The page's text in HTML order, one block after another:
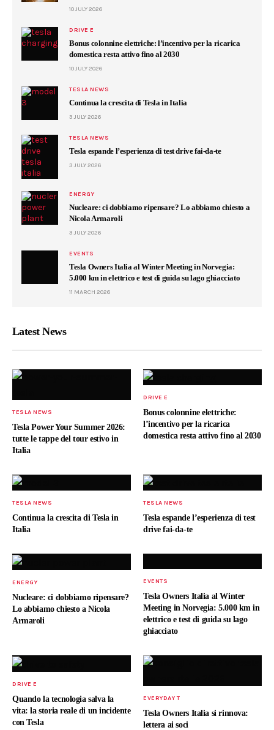
10 JULY 2026
DRIVE E
Bonus colonnine elettriche: l’incentivo per la ricarica
domestica resta attivo fino al 2030
10 JULY 2026
TESLA NEWS
Continua la crescita di Tesla in Italia
3 JULY 2026
TESLA NEWS
Tesla espande l’esperienza di test drive fai-da-te
3 JULY 2026
ENERGY
Nucleare: ci dobbiamo ripensare? Lo abbiamo chiesto a
Nicola Armaroli
3 JULY 2026
EVENTS
Tesla Owners Italia al Winter Meeting in Norvegia:
5.000 km in elettrico e test di guida su lago ghiacciato
11 MARCH 2026
Latest News
TESLA NEWS
Tesla Power Your Summer 2026:
tutte le tappe del tour estivo in
Italia
DRIVE E
Bonus colonnine elettriche:
l’incentivo per la ricarica
domestica resta attivo fino al 2030
TESLA NEWS
Continua la crescita di Tesla in
Italia
TESLA NEWS
Tesla espande l’esperienza di test
drive fai-da-te
ENERGY
Nucleare: ci dobbiamo ripensare?
Lo abbiamo chiesto a Nicola
Armaroli
EVENTS
Tesla Owners Italia al Winter
Meeting in Norvegia: 5.000 km in
elettrico e test di guida su lago
ghiacciato
DRIVE E
Quando la tecnologia salva la
vita: la storia reale di un incidente
con Tesla
EVERYDAY T
Tesla Owners Italia si rinnova:
lettera ai soci